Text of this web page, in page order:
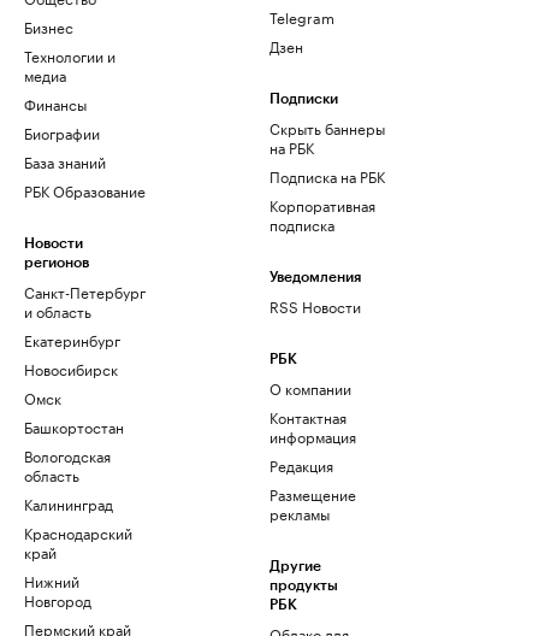
Бизнес
Технологии и
медиа
Финансы
Биографии
База знаний
РБК Образование
Новости
регионов
Санкт-Петербург
и область
Екатеринбург
Новосибирск
Омск
Башкортостан
Вологодская
область
Калининград
Краснодарский
край
Нижний
Новгород
Пермский край
Telegram
Дзен
Подписки
Скрыть баннеры
на РБК
Подписка на РБК
Корпоративная
подписка
Уведомления
RSS Новости
РБК
О компании
Контактная
информация
Редакция
Размещение
рекламы
Другие
продукты
РБК